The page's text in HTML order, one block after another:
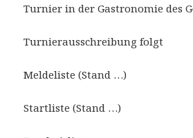
Turnier in der Gastronomie des
Turnierausschreibung folgt
Meldeliste (Stand …)
Startliste (Stand …)